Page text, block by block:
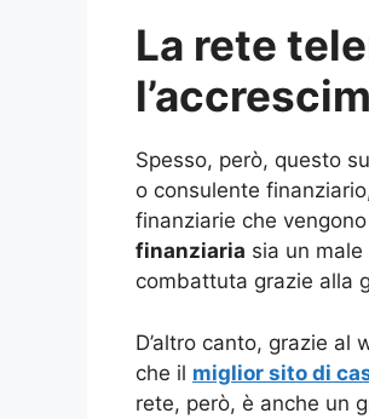
La rete
Spesso, però, questo
o consulente
finanziarie che
finanziaria sia un
combattuta grazie alla
D’altro canto, grazie
che il miglior sito di
rete, però, è anche un